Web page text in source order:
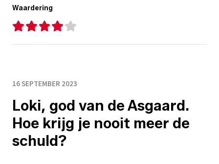
Waardering
16 SEPTEMBER 2023
Loki, god van de Asgaard.
Hoe krijg je nooit meer de
schuld?